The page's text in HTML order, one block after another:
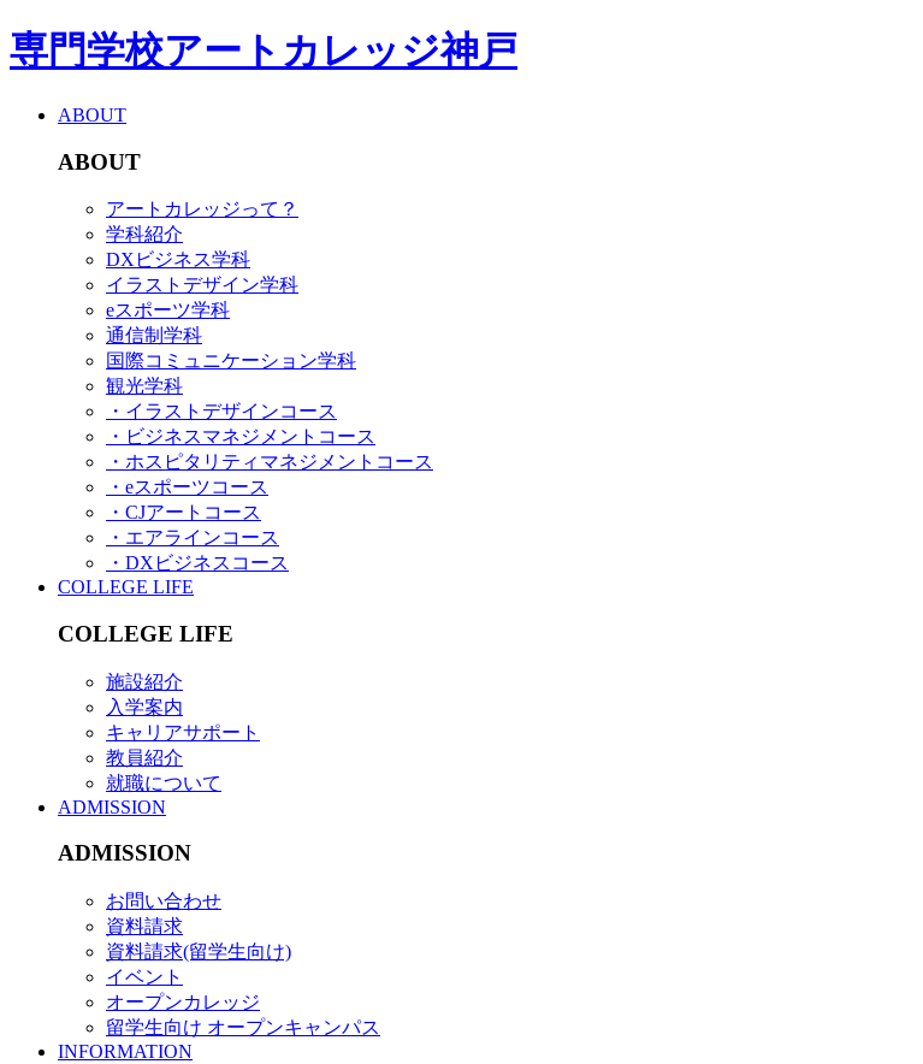
専門学校アートカレッジ神戸
ABOUT
ABOUT
アートカレッジって？
学科紹介
DXビジネス学科
イラストデザイン学科
eスポーツ学科
通信制学科
国際コミュニケーション学科
観光学科
・イラストデザインコース
・ビジネスマネジメントコース
・ホスピタリティマネジメントコース
・eスポーツコース
・CJアートコース
・エアラインコース
・DXビジネスコース
COLLEGE LIFE
COLLEGE LIFE
施設紹介
入学案内
キャリアサポート
教員紹介
就職について
ADMISSION
ADMISSION
お問い合わせ
資料請求
資料請求(留学生向け)
イベント
オープンカレッジ
留学生向け オープンキャンパス
INFORMATION